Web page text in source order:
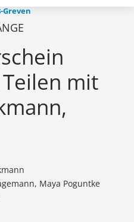
Greven
mit
Maya Poguntke